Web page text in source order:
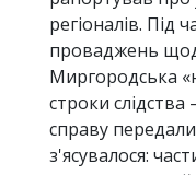
регіоналів. Під
проваджень
Миргородська
строки
справу
з'ясувалося: